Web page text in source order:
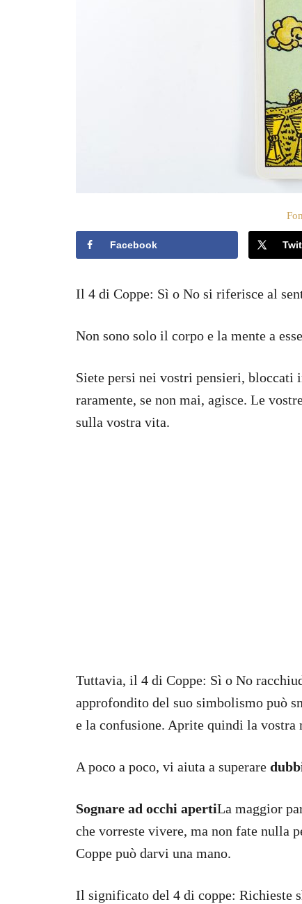
Facebook
Il 4 di Coppe: Sì o No si riferisce al
Non sono solo il corpo e la mente a
Siete persi nei vostri pensieri, bloccati
raramente, se non mai, agisce. Le
sulla vostra vita.
Tuttavia, il 4 di Coppe: Sì o No
approfondito del suo simbolismo può
e la confusione. Aprite quindi la vostra
A poco a poco, vi aiuta a superare
Sognare ad occhi apertiLa maggior
che vorreste vivere, ma non fate nulla
Coppe può darvi una mano.
Il significato del 4 di coppe: Richieste